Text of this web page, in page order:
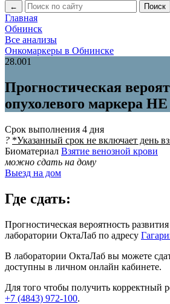
←
Главная
Обнинск
Все анализы
Онкомаркеры в Обнинске
28.001
Прогностическая
опухолевого маркера HE
Срок выполнения 4 дня
? *Указанный срок не включает день
Биоматериал Взятие венозной крови
можно сдать на дому
Выезд на дом
Где сдать:
Прогностическая вероятность
лаборатории ОктаЛаб по адресу
В лаборатории ОктаЛаб вы можете
доступны в личном онлайн кабинете.
Для того чтобы получить корректный
+7 (4843) 972-100.